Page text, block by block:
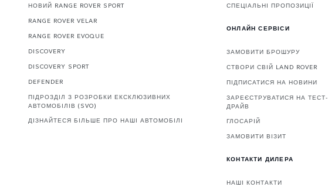
НОВИЙ RANGE ROVER SPORT
RANGE ROVER VELAR
RANGE ROVER EVOQUE
DISCOVERY
DISCOVERY SPORT
DEFENDER
ПІДРОЗДІЛ З РОЗРОБКИ ЕКСКЛЮЗИВНИХ
АВТОМОБІЛІВ (SVO)
ДІЗНАЙТЕСЯ БІЛЬШЕ ПРО НАШІ АВТОМОБІЛІ
СПЕЦІАЛЬНІ ПРОПОЗИЦІЇ
ОНЛАЙН СЕРВІСИ
ЗАМОВИТИ БРОШУРУ
СТВОРИ СВІЙ LAND ROVER
ПІДПИСАТИСЯ НА НОВИНИ
ЗАРЕЄСТРУВАТИСЯ НА ТЕСТ-
ДРАЙВ
ГЛОСАРІЙ
ЗАМОВИТИ ВІЗИТ
КОНТАКТИ ДИЛЕРА
НАШІ КОНТАКТИ